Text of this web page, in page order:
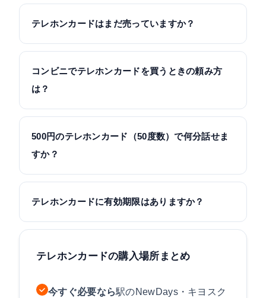
テレホンカードはまだ売っていますか？
コンビニでテレホンカードを買うときの頼み方
は？
500円のテレホンカード（50度数）で何分話せま
すか？
テレホンカードに有効期限はありますか？
テレホンカードの購入場所まとめ
今すぐ必要なら駅のNewDays・キヨスク